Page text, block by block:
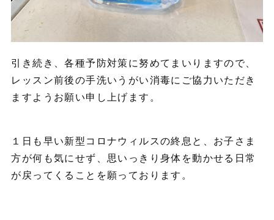
引き続き、各種予防対策に努めてまいりますので、
レッスン前後の手洗いうがい消毒にご協力いただき
ますようお願い申し上げます。
１日も早い新型コロナウィルスの終息と、お子さま
方が何も気にせず、思いっきり身体を動かせる日常
が戻ってくることを願っております。